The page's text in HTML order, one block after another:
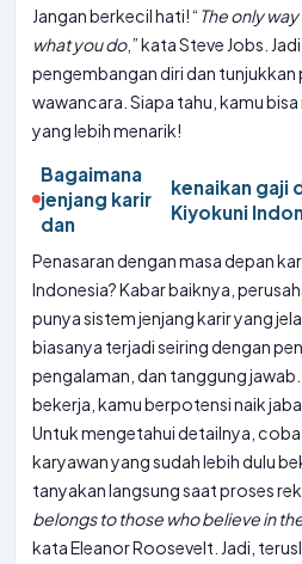
Jangan berkecil hati! “The only
what you do,” kata Steve Jobs.
pengembangan diri dan
wawancara. Siapa tahu, kamu
yang lebih menarik!
Bagaimana
jenjang karir
dan
kenaikan gaji
Kiyokuni
Penasaran dengan masa depan
Indonesia? Kabar baiknya,
punya sistem jenjang karir yang
biasanya terjadi seiring dengan
pengalaman, dan tanggung
bekerja, kamu berpotensi naik
Untuk mengetahui detailnya,
karyawan yang sudah lebih dulu
tanyakan langsung saat proses
belongs to those who believe in
kata Eleanor Roosevelt. Jadi,